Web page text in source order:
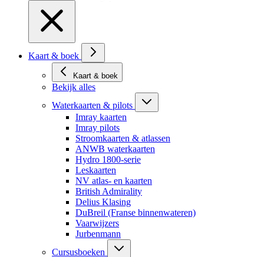
Kaart & boek
Kaart & boek
Bekijk alles
Waterkaarten & pilots
Imray kaarten
Imray pilots
Stroomkaarten & atlassen
ANWB waterkaarten
Hydro 1800-serie
Leskaarten
NV atlas- en kaarten
British Admirality
Delius Klasing
DuBreil (Franse binnenwateren)
Vaarwijzers
Jurbenmann
Cursusboeken